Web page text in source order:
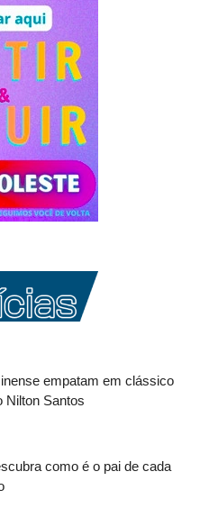
empatam em clássico
Nilton Santos
como é o pai de cada